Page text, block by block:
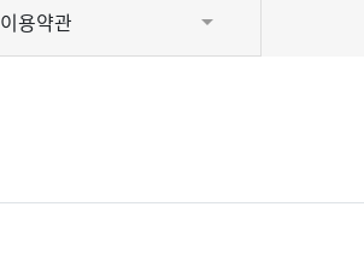
이용약관